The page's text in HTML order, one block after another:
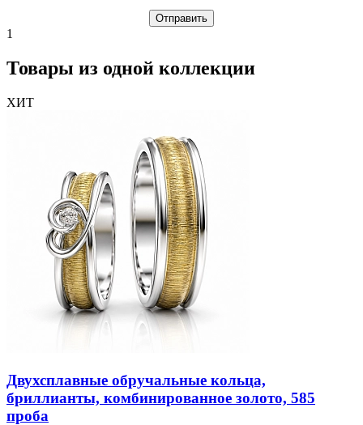
1
Товары из одной коллекции
ХИТ
Двухсплавные обручальные кольца,
бриллианты, комбинированное золото, 585
проба